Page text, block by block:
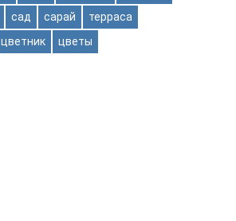
сад сарай
терраса
цветник цветы